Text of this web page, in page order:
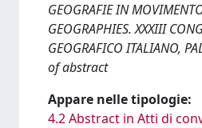
GEOGRAFIE IN
GEOGRAPHIES. XXXIII
GEOGRAFICO ITALIANO,
of abstract
Appare nelle tipologie:
4.2 Abstract in Atti di